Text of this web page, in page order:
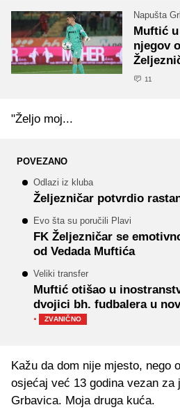
Napušta
Muftić
njegov
11
"Željo moj...
POVEZANO
Odlazi iz kluba
Željezničar potvrdio
Evo šta su poručili Plavi
FK Željezničar se
od Vedada Muftića
Veliki transfer
Muftić otišao u
dvojici bh. fudbalera u
· ZVANIČNO
Kažu da dom nije mjesto, nego
osjećaj već 13 godina vezan za
Grbavica. Moja druga kuća.